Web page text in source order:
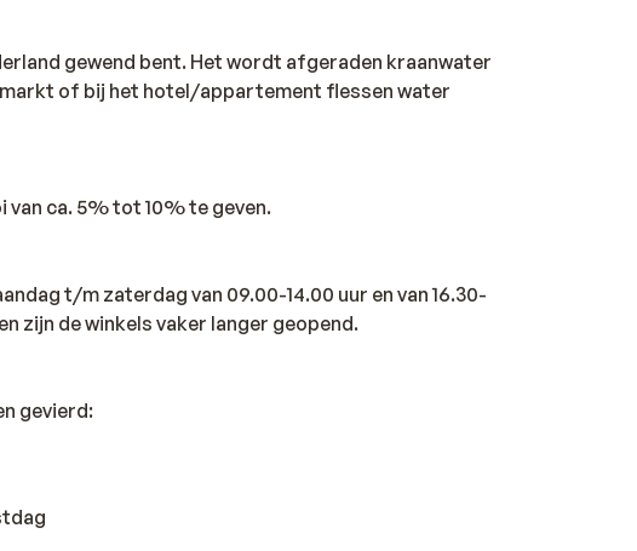
gewend bent. Het wordt afgeraden kraanwater
of bij het hotel/appartement flessen water
van ca. 5% tot 10% te geven.
t/m zaterdag van 09.00-14.00 uur en van 16.30-
zijn de winkels vaker langer geopend.
gevierd: